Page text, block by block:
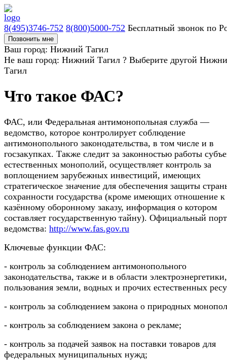
8(495)3746-752 8(800)5000-752 Бесплатный звонок по
Позвонить мне
Ваш город: Нижний Тагил
Не ваш город: Нижний Тагил ? Выберите другой
Тагил
Что такое ФАС?
ФАС, или Федеральная антимонопольная служба —
ведомство, которое контролирует соблюдение
антимонопольного законодательства, в том числе и в
госзакупках. Также следит за законностью работы
естественных монополий, осуществляет контроль за
воплощением зарубежных инвестиций, имеющих
стратегическое значение для обеспечения защиты
сохранности государства (кроме имеющих отношение к
казённому оборонному заказу, информация о котором
составляет государственную тайну). Официальный
ведомства: http://www.fas.gov.ru
Ключевые функции ФАС:
- контроль за соблюдением антимонопольного
законодательства, также и в области электроэнергетики,
пользования земли, водных и прочих естественных
- контроль за соблюдением закона о природных
- контроль за соблюдением закона о рекламе;
- контроль за подачей заявок на поставки товаров для
федеральных муниципальных нужд;